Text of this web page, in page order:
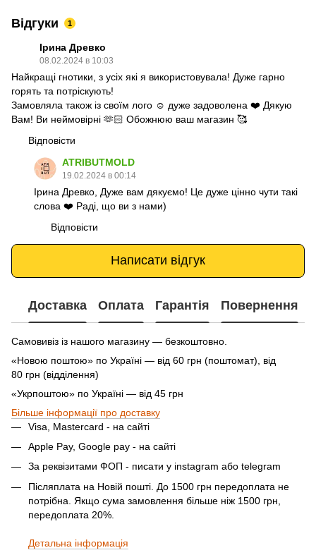
Відгуки 1
Ірина Древко
08.02.2024 в 10:03
Найкращі гнотики, з усіх які я використовувала! Дуже гарно
горять та потріскують!
Замовляла також із своїм лого ☺️ дуже задоволена ❤️ Дякую
Вам! Ви неймовірні 🫶🏻 Обожнюю ваш магазин 🥰
Відповісти
ATRIBUTMOLD
19.02.2024 в 00:14
Ірина Древко, Дуже вам дякуємо! Це дуже цінно чути такі
слова ❤️ Раді, що ви з нами)
Відповісти
Написати відгук
Доставка Оплата Гарантія Повернення
Самовивіз із нашого магазину — безкоштовно.
«Новою поштою» по Україні — від 60 грн (поштомат), від
80 грн (відділення)
«Укрпоштою» по Україні — від 45 грн
Більше інформації про доставку
Visa, Mastercard - на сайті
Apple Pay, Google pay - на сайті
За реквізитами ФОП - писати у instagram або telegram
Післяплата на Новій пошті. До 1500 грн передоплата не
потрібна. Якщо сума замовлення більше ніж 1500 грн,
передоплата 20%
Детальна інформація